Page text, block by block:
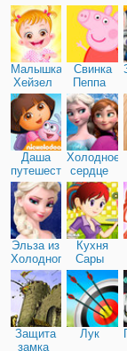
Малышка
Хейзел
Свинка
Пеппа
Даша
путешественница
Холодное
сердце
Эльза из
Холодного
сердца
Кухня
Сары
Защита
замка
Лук